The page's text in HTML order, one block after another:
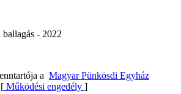
- 2022
a Magyar Pünkösdi Egyház
[ Működési engedély ]